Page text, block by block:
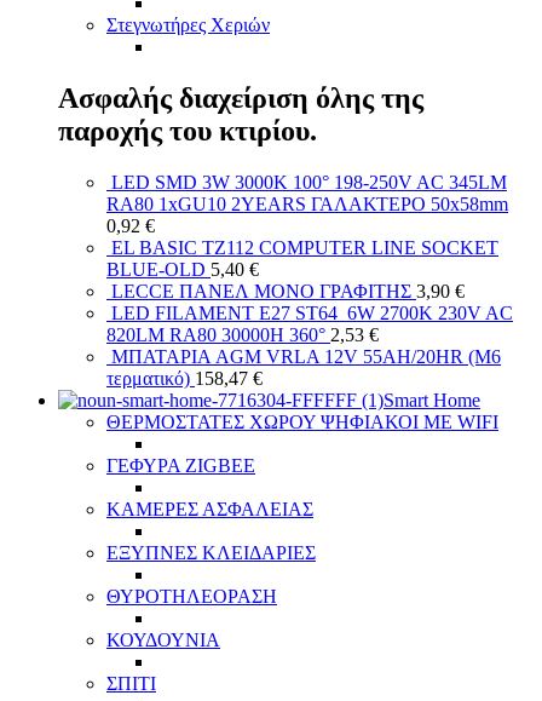
Στεγνωτήρες Χεριών
Ασφαλής διαχείριση όλης της
παροχής του κτιρίου.
LED SMD 3W 3000K 100° 198-250V AC 345LM
RA80 1xGU10 2YEARS ΓΑΛΑΚΤΕΡΟ 50x58mm
0,92 €
EL BASIC TZ112 COMPUTER LINE SOCKET
BLUE-OLD 5,40 €
LECCE ΠΑΝΕΛ ΜΟΝΟ ΓΡΑΦΙΤΗΣ 3,90 €
LED FILAMENT E27 ST64 6W 2700K 230V AC
820LM RA80 30000H 360° 2,53 €
ΜΠΑΤΑΡΙΑ AGM VRLA 12V 55AH/20HR (M6
τερματικό) 158,47 €
Smart Home
ΘΕΡΜΟΣΤΑΤΕΣ ΧΩΡΟΥ ΨΗΦΙΑΚΟΙ ΜΕ WIFI
ΓΕΦΥΡΑ ZIGBEE
ΚΑΜΕΡΕΣ ΑΣΦΑΛΕΙΑΣ
ΕΞΥΠΝΕΣ ΚΛΕΙΔΑΡΙΕΣ
ΘΥΡΟΤΗΛΕΟΡΑΣΗ
ΚΟΥΔΟΥΝΙΑ
ΣΠΙΤΙ